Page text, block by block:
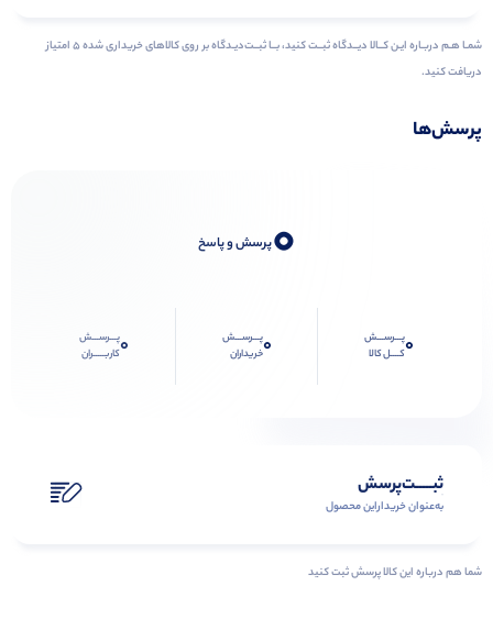
شمـا هـم دربـاره ایـن کــالا دیــدگاه ثبــت کنید، بــا ثبــت‌دیـدگاه بر روی کالاهای خریداری شده ۵ امتیاز
دریافت کنید.
پرسش‌ها
0پرسش و پاسخ
0پـــرســـش
کــــل کالا
0پـــرســـش
خریداران
0پـــرســـش
کاربـــــران
ثبـــــت‌پرسش
به‌عنوان ‌خریدار‌این‌ محصول
شما هم درباره این کالا پرسش ثبت کنید